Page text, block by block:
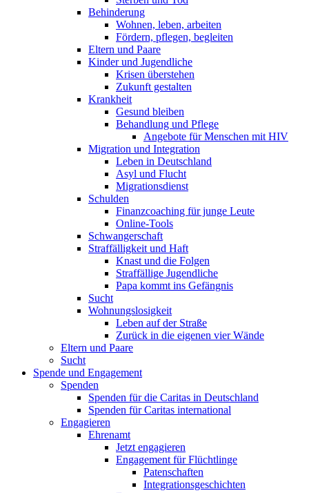
Behinderung
Wohnen, leben, arbeiten
Fördern, pflegen, begleiten
Eltern und Paare
Kinder und Jugendliche
Krisen überstehen
Zukunft gestalten
Krankheit
Gesund bleiben
Behandlung und Pflege
Angebote für Menschen mit HIV
Migration und Integration
Leben in Deutschland
Asyl und Flucht
Migrationsdienst
Schulden
Finanzcoaching für junge Leute
Online-Tools
Schwangerschaft
Straffälligkeit und Haft
Knast und die Folgen
Straffällige Jugendliche
Papa kommt ins Gefängnis
Sucht
Wohnungslosigkeit
Leben auf der Straße
Zurück in die eigenen vier Wände
Eltern und Paare
Sucht
Spende und Engagement
Spenden
Spenden für die Caritas in Deutschland
Spenden für Caritas international
Engagieren
Ehrenamt
Jetzt engagieren
Engagement für Flüchtlinge
Patenschaften
Integrationsgeschichten